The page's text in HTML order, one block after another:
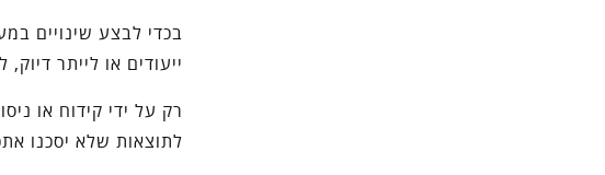
בכדי לבצע שינויים
ייעודים או לייתר
רק על ידי קידוח או
לתוצאות שלא יסכנו